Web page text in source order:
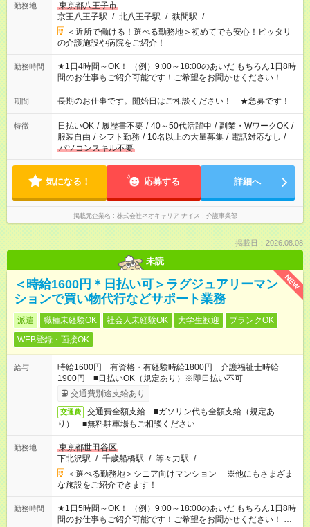
勤務地
東京都八王子市
京王八王子駅 / 北八王子駅 / 狭間駅 / …
＜近所で働ける！選べる勤務地＞初めてでも安心！ピッタリ
の介護施設や病院をご紹介！
勤務時間
★1日4時間～OK！ （例）9:00～18:00のあいだ もちろん1日8時
間のお仕事もご紹介可能です！ご希望をお聞かせください！★家
庭の都合でお休みが必要な場合も遠慮なくご相談ください。 ※
週最低15時間以上の勤務が必要です
期間 長期のお仕事です。開始日はご相談ください！ ★急募です！
特徴 日払いOK / 履歴書不要 / 40～50代活躍中 / 副業・WワークOK /
服装自由 / シフト勤務 / 10名以上の大量募集 / 電話対応なし /
パソコンスキル不要
気になる！ 応募する 詳細へ
掲載元企業名 株式会社ネオキャリア ナイス！介護事業部
掲載日：2026.08.08
未読
NEW
＜時給1600円＊日払い可＞ラグジュアリーマン
ションで買い物代行などサポート業務
派遣 職種未経験OK 社会人未経験OK 大学生歓迎
ブランクOK
WEB登録・面接OK
給与
時給1600円 有資格・有経験時給1800円 介護福祉士時給
1900円 ■日払いOK（規定あり）※即日払い不可
交通費別途支給あり
交通費
交通費全額支給 ■ガソリン代も全額支給（規定あ
り） ■無料駐車場もご相談ください
勤務地
東京都世田谷区
下北沢駅 / 千歳船橋駅 / 等々力駅 / …
＜選べる勤務地＞シニア向けマンション ※他にもさまざま
な施設をご紹介できます！
勤務時間
★1日5時間～OK！ （例）9:00～18:00のあいだ もちろん1日8時
間のお仕事もご紹介可能です！ご希望をお聞かせください！ ★